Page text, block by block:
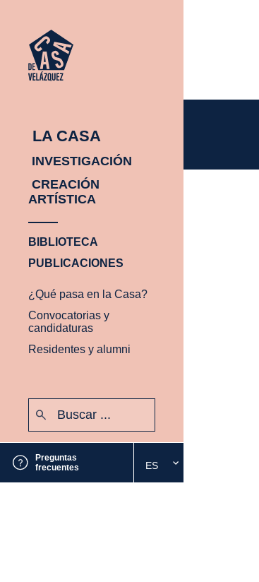
LA CASA
INVESTIGACIÓN
CREACIÓN
ARTÍSTICA
BIBLIOTECA
PUBLICACIONES
¿Qué pasa en la Casa?
Convocatorias y
candidaturas
Residentes y alumni
Preguntas
frecuentes
Seleccione
el
ES